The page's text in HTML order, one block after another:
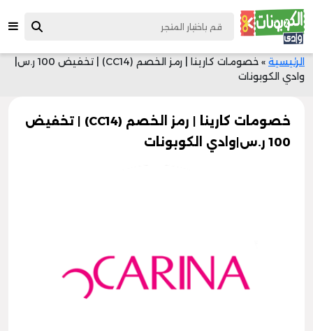
الرئيسية »
خصومات كارينا | رمز الخصم (CC14) | تخفيض 100 ر.س|
وادي الكوبونات
خصومات كارينا | رمز الخصم (CC14) | تخفيض
100 ر.س|وادي الكوبونات